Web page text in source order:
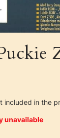
included in the
unavailable